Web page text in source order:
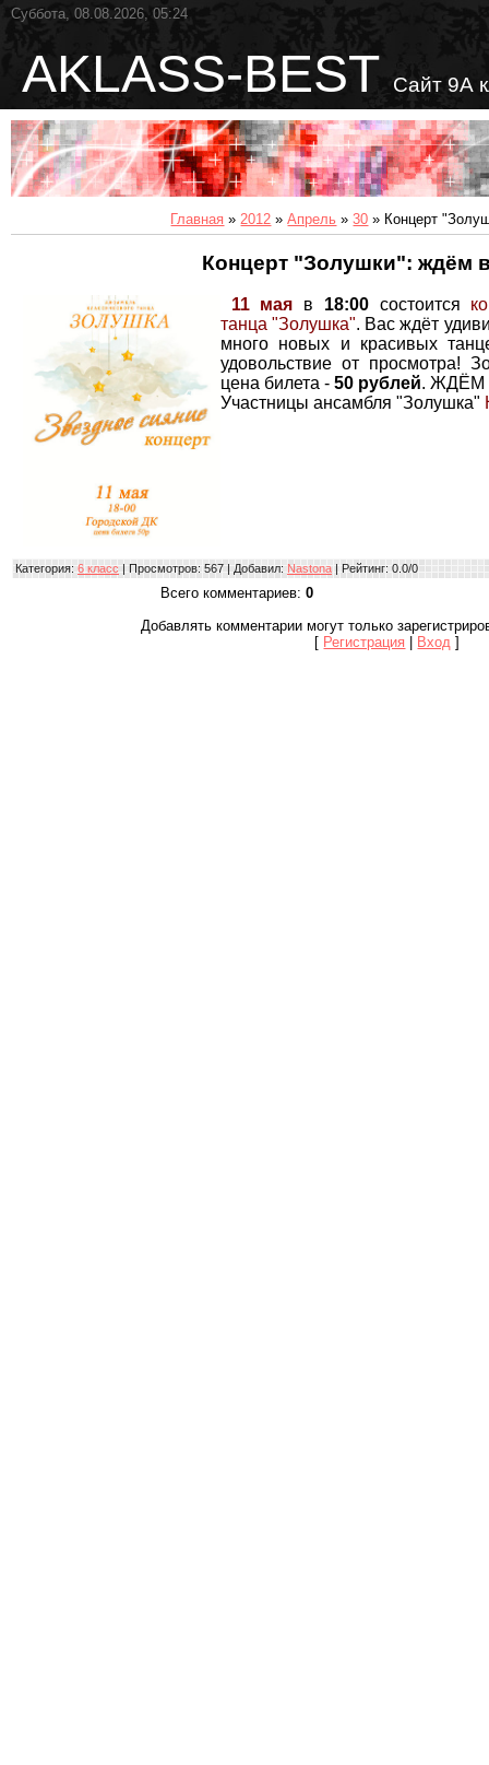
Суббота, 08.08.2026, 05:24
AKLASS-BEST Сайт 9А
Главная » 2012 » Апрель » 30 » Концерт
Концерт "Золушки": ждём
11 мая в 18:00 состоится
танца "Золушка". Вас ждёт
много новых и красивых
удовольствие от просмотра!
цена билета - 50 рублей.
Участницы ансамбля "Золушка"
Категория: 6 класс | Просмотров: 567 | Добавил: Nastona | Рейтинг: 0.0/0
Всего комментариев: 0
Добавлять комментарии могут только
[ Регистрация Вход ]